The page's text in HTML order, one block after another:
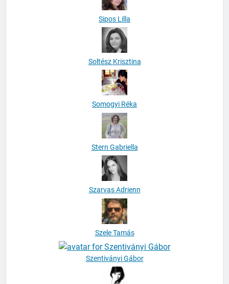
Sipos Lilla
Soltész Krisztina
Somogyi Réka
Stern Gabriella
Szarvas Adrienn
Szele Tamás
Szentiványi Gábor